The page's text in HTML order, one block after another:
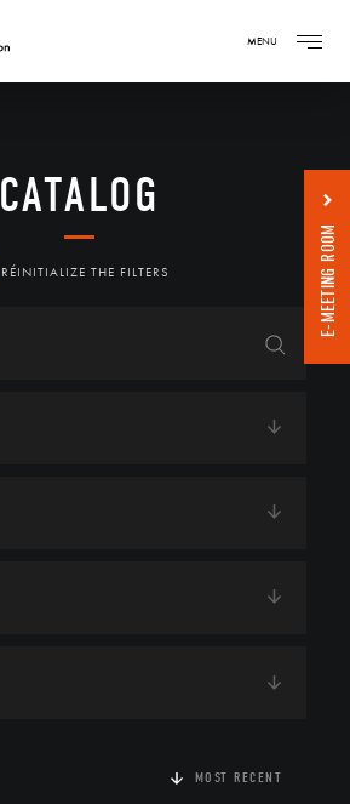
MENU
CATALOG
RÉINITIALIZE THE FILTERS
MOST RECENT
E-MEETING ROOM